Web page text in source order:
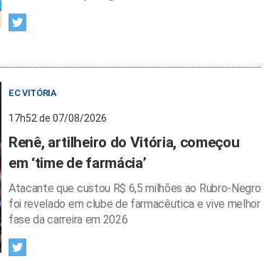
EC VITÓRIA
17h52 de 07/08/2026
Renê, artilheiro do Vitória, começou
em ‘time de farmácia’
Atacante que custou R$ 6,5 milhões ao Rubro-Negro
foi revelado em clube de farmacêutica e vive melhor
fase da carreira em 2026